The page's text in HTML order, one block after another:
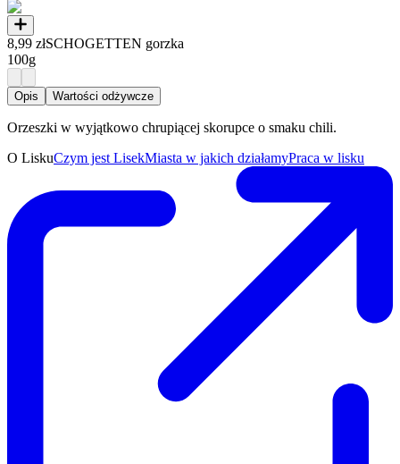
8,99 złSCHOGETTEN gorzka
100g
Opis Wartości odżywcze
Orzeszki w wyjątkowo chrupiącej skorupce o smaku chili.
O LiskuCzym jest LisekMiasta w jakich działamyPraca w lisku